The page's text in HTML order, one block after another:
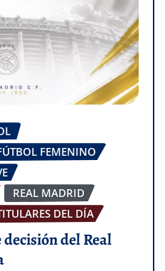
FEMENINO
REAL MADRID
DEL DÍA
del Real